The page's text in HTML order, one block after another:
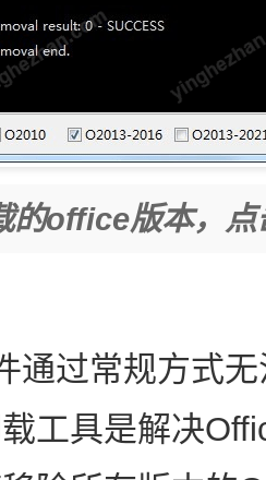
的office版本，
通过常规方式
工具是解决